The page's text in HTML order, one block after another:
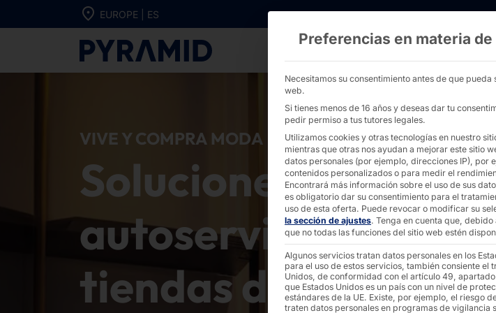
Ir directamente al contenido
EUROPE | ES
Soluciones de autoservicio para tiendas
VIVE Y COMPRA MODA
Soluciones de
autoservicio para
tiendas de ropa
Preferencias en materia
Necesitamos su consentimiento antes de que
web.
Si tienes menos de 16 años y deseas dar tu
pedir permiso a tus tutores legales.
Utilizamos cookies y otras tecnologías en nuestro
mientras que otras nos ayudan a mejorar este sitio
datos personales (por ejemplo, direcciones IP), por
contenidos personalizados o para medir el
Encontrará más información sobre el uso de sus
es obligatorio dar su consentimiento para el
uso de esta oferta. Puede revocar o modificar su
la sección de ajustes. Tenga en cuenta que,
que no todas las funciones del sitio web estén
Algunos servicios tratan datos personales en los
para el uso de estos servicios, también consiente el
Unidos, de conformidad con el artículo 49, apartado
que Estados Unidos es un país con un nivel de
estándares de la UE. Existe, por ejemplo, el riesgo
traten datos personales en programas de vigilancia